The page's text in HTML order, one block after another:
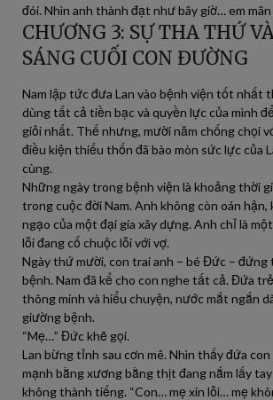
đói. Nhìn anh thành đạt như bây giờ… em mãn
CHƯƠNG 3: SỰ THA THỨ
SÁNG CUỐI CON ĐƯỜNG
Nam lập tức đưa Lan vào bệnh viện tốt nhất
dùng tất cả tiền bạc và quyền lực của mình
giỏi nhất. Thế nhưng, mười năm chống chọi
điều kiện thiếu thốn đã bào mòn sức lực của
cùng.
Những ngày trong bệnh viện là khoảng thời
trong cuộc đời Nam. Anh không còn oán hận,
ngạo của một đại gia xây dựng. Anh chỉ là
lỗi đang cố chuộc lỗi với vợ.
Ngày thứ mười, con trai anh – bé Đức –
bệnh. Nam đã kể cho con nghe tất cả. Đứa
thông minh và hiểu chuyện, nước mắt ngắn
giường bệnh.
“Mẹ…” Đức khẽ gọi.
Lan bừng tỉnh sau cơn mê. Nhìn thấy đứa
mạnh bằng xương bằng thịt đang nắm lấy
không thành tiếng. “Con… mẹ xin lỗi… mẹ